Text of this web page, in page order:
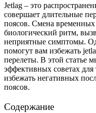
Jetlag – это
совершает длительные
поясов. Смена
биологический ритм,
неприятные симптомы.
помогут вам избежать
перелеты. В этой статье
эффективных советах для
избежать негативных
поясов.
Содержание